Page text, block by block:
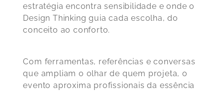
estratégia encontra sensibilidade e onde o
Design Thinking guia cada escolha, do
conceito ao conforto.
Com ferramentas, referências e conversas
que ampliam o olhar de quem projeta, o
evento aproxima profissionais da essência